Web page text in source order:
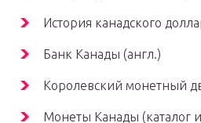
История канадского
Банк Канады (англ.)
Королевский монетный
Монеты Канады (каталог